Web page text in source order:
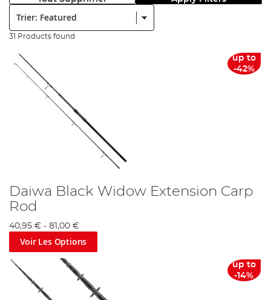
31 Products found
up to
-42%
Daiwa Black Widow Extension Carp
Rod
40,95 € - 81,00 €
Voir Les Options
up to
-14%